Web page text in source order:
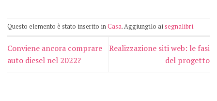
Questo elemento è stato inserito inCasa. Aggiungilo aisegnalibri.
Conviene ancora comprare
auto diesel nel 2022?
Realizzazione siti web: le fasi
del progetto